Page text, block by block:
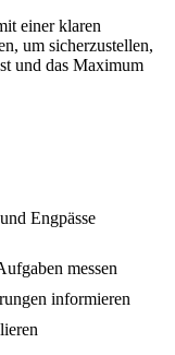
einer klaren
um sicherzustellen,
und das Maximum
Engpässe
messen
informieren